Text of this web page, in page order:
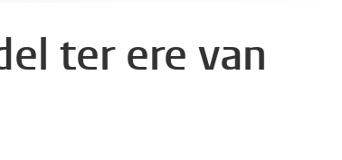
ter ere van